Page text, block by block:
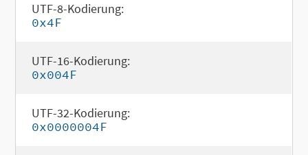
UTF-8-Kodierung:
0x4F
UTF-16-Kodierung:
0x004F
UTF-32-Kodierung:
0x0000004F